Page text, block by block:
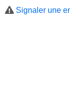
Signaler une